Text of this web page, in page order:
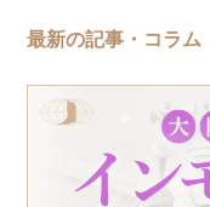
最新の記事・コラム